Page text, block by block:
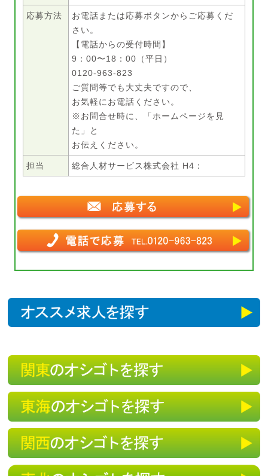
応募方法
お電話または応募ボタンからご応募くだ
さい。
【電話からの受付時間】
9：00〜18：00（平日）
0120-963-823
ご質問等でも大丈夫ですので、
お気軽にお電話ください。
※お問合せ時に、「ホームページを見
た」と
お伝えください。
担当 総合人材サービス株式会社 H4：